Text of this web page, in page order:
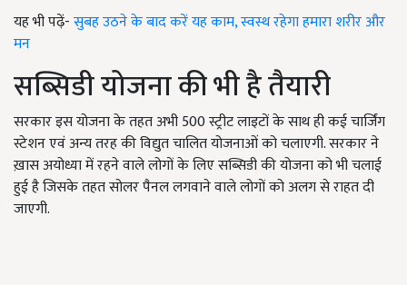
यह भी पढ़ें-सुबह उठने के बाद करें यह काम, स्वस्थ रहेगा हमारा शरीर और
मन
सब्सिडी योजना की भी है तैयारी
सरकार इस योजना के तहत अभी 500 स्ट्रीट लाइटों के साथ ही कई चार्जिंग
स्टेशन एवं अन्य तरह की विद्युत चालित योजनाओं को चलाएगी. सरकार ने
ख़ास अयोध्या में रहने वाले लोगों के लिए सब्सिडी की योजना को भी चलाई
हुई है जिसके तहत सोलर पैनल लगवाने वाले लोगों को अलग से राहत दी
जाएगी.